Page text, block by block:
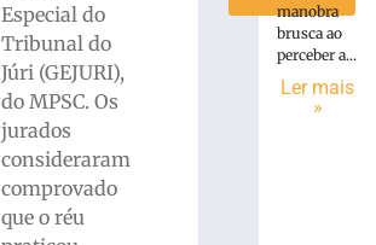
Especial do
Tribunal do
Júri (GEJURI),
do MPSC. Os
jurados
consideraram
comprovado
que o réu
manobra
brusca ao
perceber a...
Ler mais
»